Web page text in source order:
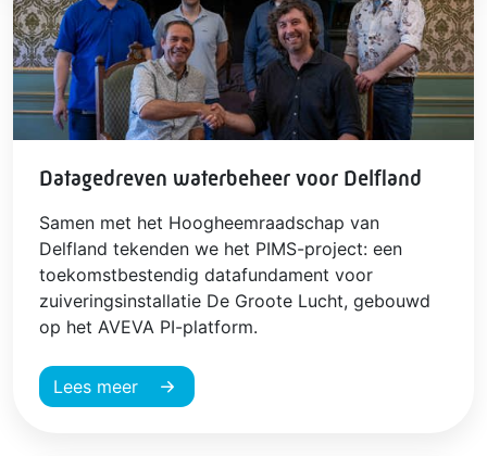
Datagedreven waterbeheer voor Delfland
Samen met het Hoogheemraadschap van
Delfland tekenden we het PIMS-project: een
toekomstbestendig datafundament voor
zuiveringsinstallatie De Groote Lucht, gebouwd
op het AVEVA PI-platform.
Lees meer